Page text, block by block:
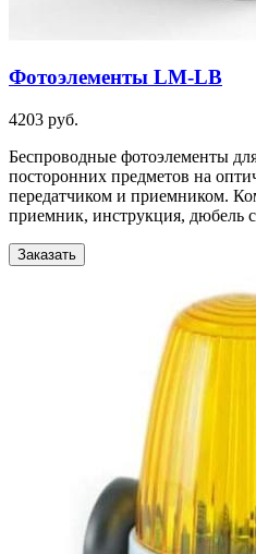
Фотоэлементы LM-LB
4203 руб.
Беспроводные фотоэлементы
посторонних предметов на
передатчиком и приемником.
приемник, инструкция, дюбель
Заказать